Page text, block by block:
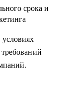
срока и